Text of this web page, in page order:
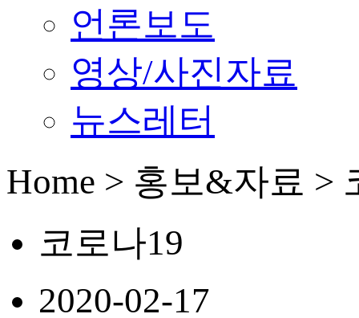
언론보도
영상/사진자료
뉴스레터
Home > 홍보&자료 >
코로나19
2020-02-17